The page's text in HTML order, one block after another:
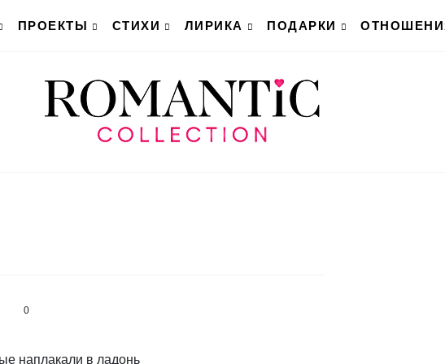
ПРОЕКТЫ СТИХИ ЛИРИКА ПОДАРКИ
0
наплакали в ладонь